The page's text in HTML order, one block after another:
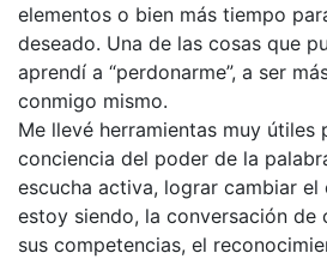
elementos o bien más tiempo
deseado. Una de las cosas que
aprendí a “perdonarme”, a ser
conmigo mismo.
Me llevé herramientas muy útiles
conciencia del poder de la
escucha activa, lograr cambiar el
estoy siendo, la conversación de
sus competencias, el